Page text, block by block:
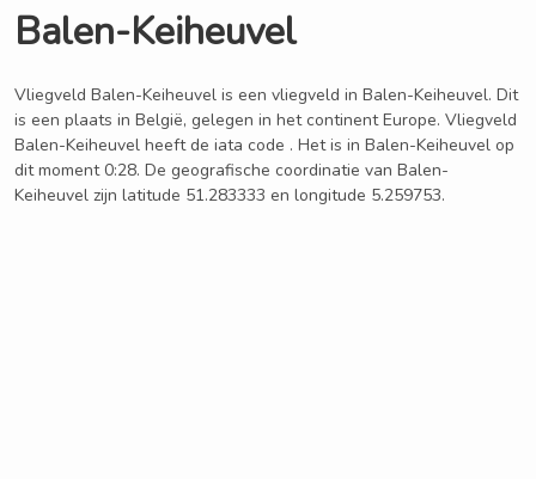
Balen-Keiheuvel
Vliegveld Balen-Keiheuvel is een vliegveld in Balen-Keiheuvel. Dit
is een plaats in België, gelegen in het continent Europe. Vliegveld
Balen-Keiheuvel heeft de iata code . Het is in Balen-Keiheuvel op
dit moment 0:28. De geografische coordinatie van Balen-
Keiheuvel zijn latitude 51.283333 en longitude 5.259753.